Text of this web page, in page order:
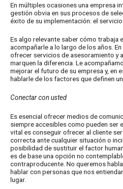
En múltiples ocasiones una empresa
gestión obvia en sus procesos de
éxito de su implementación: el
Es algo relevante saber cómo trabaja
acompañarle a lo largo de los años. En
ofrecer servicios de asesoramiento y
marquen la diferencia. Le
mejorar el futuro de su empresa y, en
hablarle de los factores que definen
Conectar con usted
Es esencial ofrecer medios de
siempre accesibles como pueden ser
vital es conseguir ofrecer al cliente
correcta ante cualquier situación o
posibilidad de sustituir el factor
es de base una opción no
contraproducente. No queremos
hablar con personas que nos
lugar.